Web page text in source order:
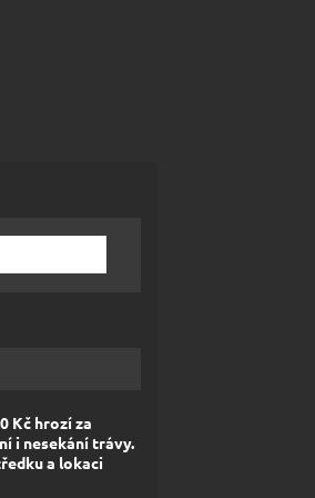
Kč hrozí za
i nesekání trávy.
a lokaci